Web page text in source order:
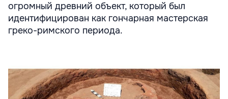
огромный древний объект, который был
идентифицирован как гончарная мастерская
греко-римского периода.